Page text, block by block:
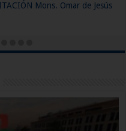
– Día 3